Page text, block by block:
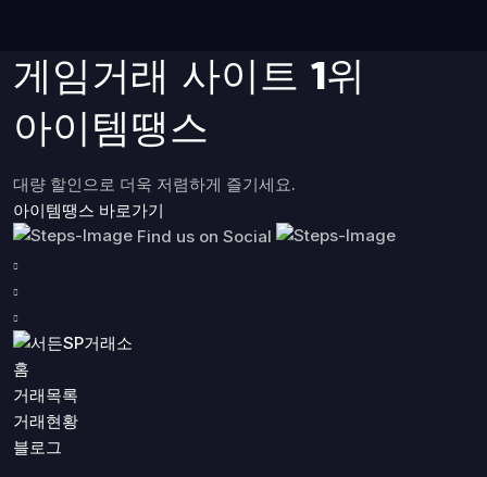
게임거래 사이트 1위
아이템땡스
대량 할인으로 더욱 저렴하게 즐기세요.
아이템땡스 바로가기
Find us on Social
홈
거래목록
거래현황
블로그